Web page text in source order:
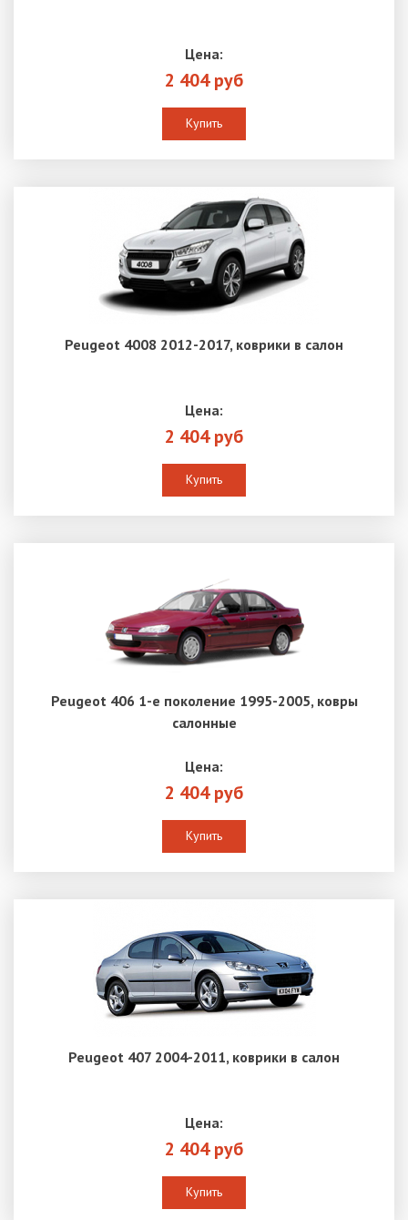
Цена:
2 404 руб
Купить
Peugeot 4008 2012-2017, коврики в салон
Цена:
2 404 руб
Купить
Peugeot 406 1-е поколение 1995-2005, ковры
салонные
Цена:
2 404 руб
Купить
Peugeot 407 2004-2011, коврики в салон
Цена:
2 404 руб
Купить